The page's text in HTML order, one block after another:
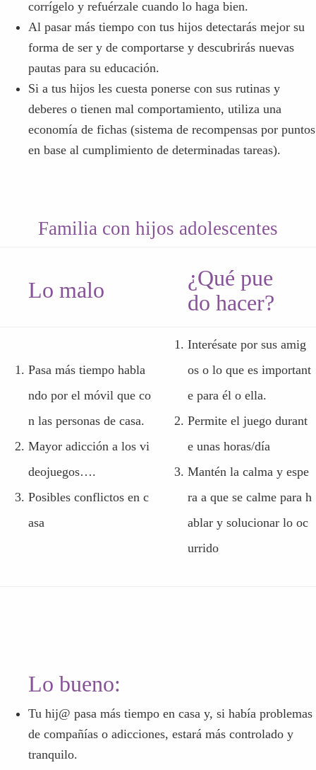
corrígelo y refuérzale cuando lo haga bien.
Al pasar más tiempo con tus hijos detectarás mejor su
forma de ser y de comportarse y descubrirás nuevas
pautas para su educación.
Si a tus hijos les cuesta ponerse con sus rutinas y
deberes o tienen mal comportamiento, utiliza una
economía de fichas (sistema de recompensas por puntos
en base al cumplimiento de determinadas tareas).
Familia con hijos adolescentes
Lo malo
¿Qué pue
do hacer?
Pasa más tiempo habla
ndo por el móvil que co
n las personas de casa.
Mayor adicción a los vi
deojuegos….
Posibles conflictos en c
asa
Interésate por sus amig
os o lo que es important
e para él o ella.
Permite el juego durant
e unas horas/día
Mantén la calma y espe
ra a que se calme para h
ablar y solucionar lo oc
urrido
Lo bueno:
Tu hij@ pasa más tiempo en casa y, si había problemas
de compañías o adicciones, estará más controlado y
tranquilo.